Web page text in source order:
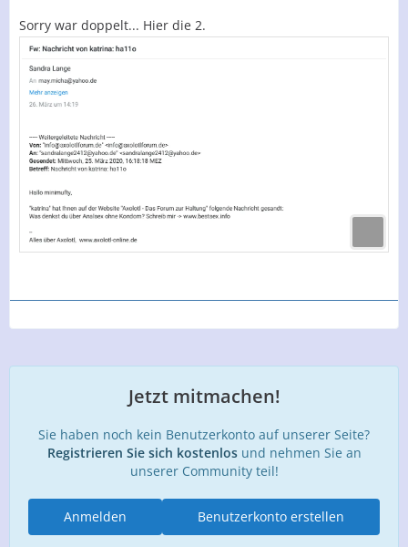
Sorry war doppelt... Hier die 2.
Jetzt mitmachen!
Sie haben noch kein Benutzerkonto auf unserer Seite?
Registrieren Sie sich kostenlosund nehmen Sie an
unserer Community teil!
Benutzerkonto erstellen
Anmelden